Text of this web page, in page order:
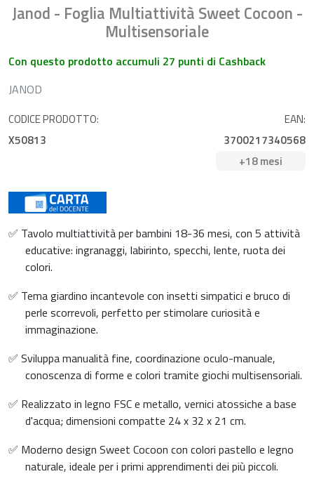
Janod - Foglia Multiattività Sweet Cocoon -
Multisensoriale
Con questo prodotto accumuli 27 punti di Cashback
JANOD
CODICE PRODOTTO:
X50813
EAN:
3700217340568
+18 mesi
✅ Tavolo multiattività per bambini 18-36 mesi, con 5 attività
educative: ingranaggi, labirinto, specchi, lente, ruota dei
colori.
✅ Tema giardino incantevole con insetti simpatici e bruco di
perle scorrevoli, perfetto per stimolare curiosità e
immaginazione.
✅ Sviluppa manualità fine, coordinazione oculo-manuale,
conoscenza di forme e colori tramite giochi multisensoriali.
✅ Realizzato in legno FSC e metallo, vernici atossiche a base
d'acqua; dimensioni compatte 24 x 32 x 21 cm.
✅ Moderno design Sweet Cocoon con colori pastello e legno
naturale, ideale per i primi apprendimenti dei più piccoli.